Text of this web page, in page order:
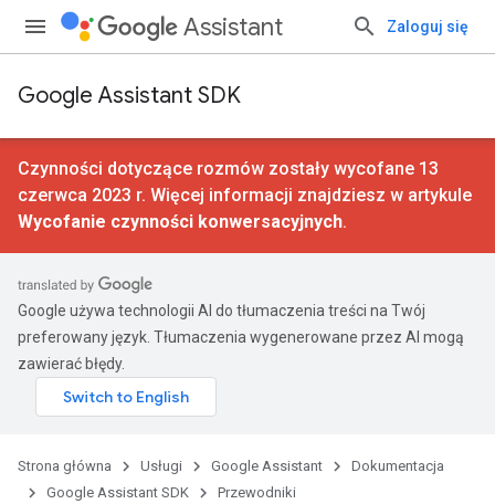
Assistant Zaloguj się
Google Assistant SDK
Czynności dotyczące rozmów zostały wycofane 13
czerwca 2023 r. Więcej informacji znajdziesz w artykule
Wycofanie czynności konwersacyjnych.
Google używa technologii AI do tłumaczenia treści na Twój
preferowany język. Tłumaczenia wygenerowane przez AI mogą
zawierać błędy.
Strona główna Usługi Google Assistant
Dokumentacja
Google Assistant SDK
Przewodniki